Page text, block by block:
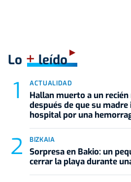
Lo +leído
ACTUALIDAD
Hallan muerto a un
después de que su
hospital por una
BIZKAIA
Sorpresa en Bakio: un
cerrar la playa durante